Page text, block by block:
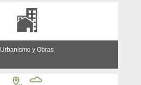
Urbanismo y Obras